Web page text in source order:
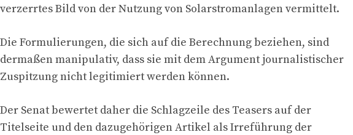
verzerrtes Bild von der Nutzung von Solarstromanlagen vermittelt.
Die Formulierungen, die sich auf die Berechnung beziehen, sind
dermaßen manipulativ, dass sie mit dem Argument journalistischer
Zuspitzung nicht legitimiert werden können.
Der Senat bewertet daher die Schlagzeile des Teasers auf der
Titelseite und den dazugehörigen Artikel als Irreführung der